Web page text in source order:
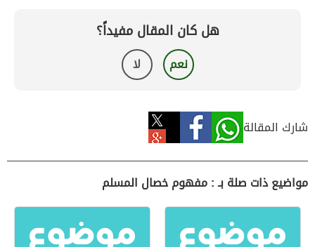
هل كان المقال مفيداً؟
نعم لا
شارك المقالة
مواضيع ذات صلة بـ : مفهوم خصال المسلم